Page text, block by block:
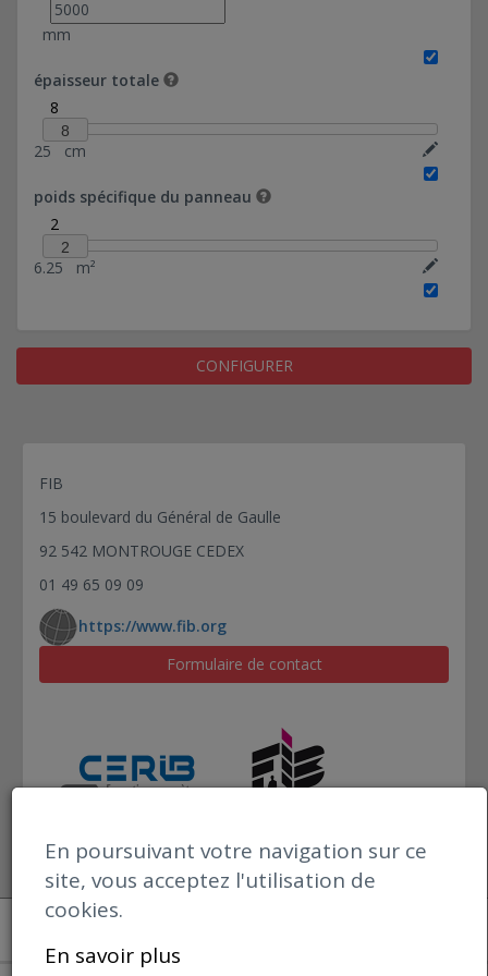
noyée dans clavetage - FDES certifié - (désactivé)
Panneaux pleins de façades en béton - clavetage -
Panneaux pleins de façades en béton - mécanique
Panneaux pleins de façades en béton - mécanique
noyée dans clavetage - (désactivé)
Panneaux pleins de façades en béton - clavetage -
Panneaux pleins de façades en béton - mécanique
Panneaux pleins de façades en béton - clavetage -
mm
épaisseur totale
8
8
25 cm
poids spécifique du panneau
2
2
6.25 m²
CONFIGURER
FIB
15 boulevard du Général de Gaulle
92 542 MONTROUGE CEDEX
01 49 65 09 09
https://www.fib.org
Formulaire de contact
En poursuivant votre navigation sur ce
site, vous acceptez l'utilisation de
cookies.
En savoir plus
Open datBIM
Mentions Légales